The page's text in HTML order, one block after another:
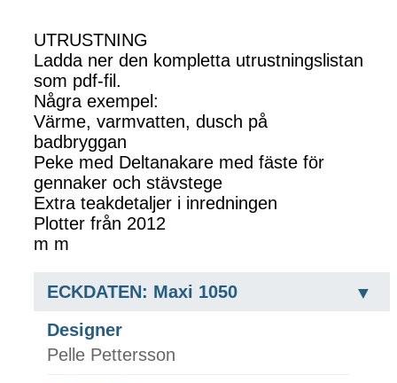
UTRUSTNING
Ladda ner den kompletta utrustningslistan
som pdf-fil.
Några exempel:
Värme, varmvatten, dusch på
badbryggan
Peke med Deltanakare med fäste för
gennaker och stävstege
Extra teakdetaljer i inredningen
Plotter från 2012
m m
ECKDATEN: Maxi 1050
Designer
Pelle Pettersson